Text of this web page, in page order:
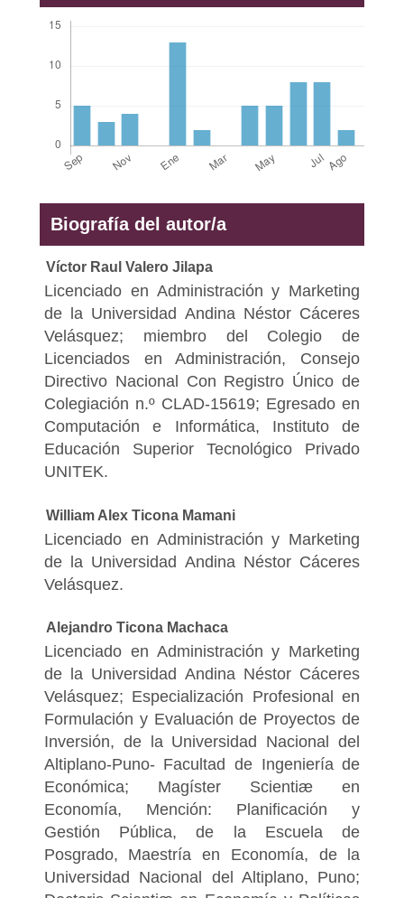
Biografía del autor/a
Víctor Raul Valero Jilapa
Licenciado en Administración y Marketing
de la Universidad Andina Néstor Cáceres
Velásquez; miembro del Colegio de
Licenciados en Administración, Consejo
Directivo Nacional Con Registro Único de
Colegiación n.º CLAD-15619; Egresado en
Computación e Informática, Instituto de
Educación Superior Tecnológico Privado
UNITEK.
William Alex Ticona Mamani
Licenciado en Administración y Marketing
de la Universidad Andina Néstor Cáceres
Velásquez.
Alejandro Ticona Machaca
Licenciado en Administración y Marketing
de la Universidad Andina Néstor Cáceres
Velásquez; Especialización Profesional en
Formulación y Evaluación de Proyectos de
Inversión, de la Universidad Nacional del
Altiplano-Puno- Facultad de Ingeniería de
Económica; Magíster Scientiæ en
Economía, Mención: Planificación y
Gestión Pública, de la Escuela de
Posgrado, Maestría en Economía, de la
Universidad Nacional del Altiplano, Puno;